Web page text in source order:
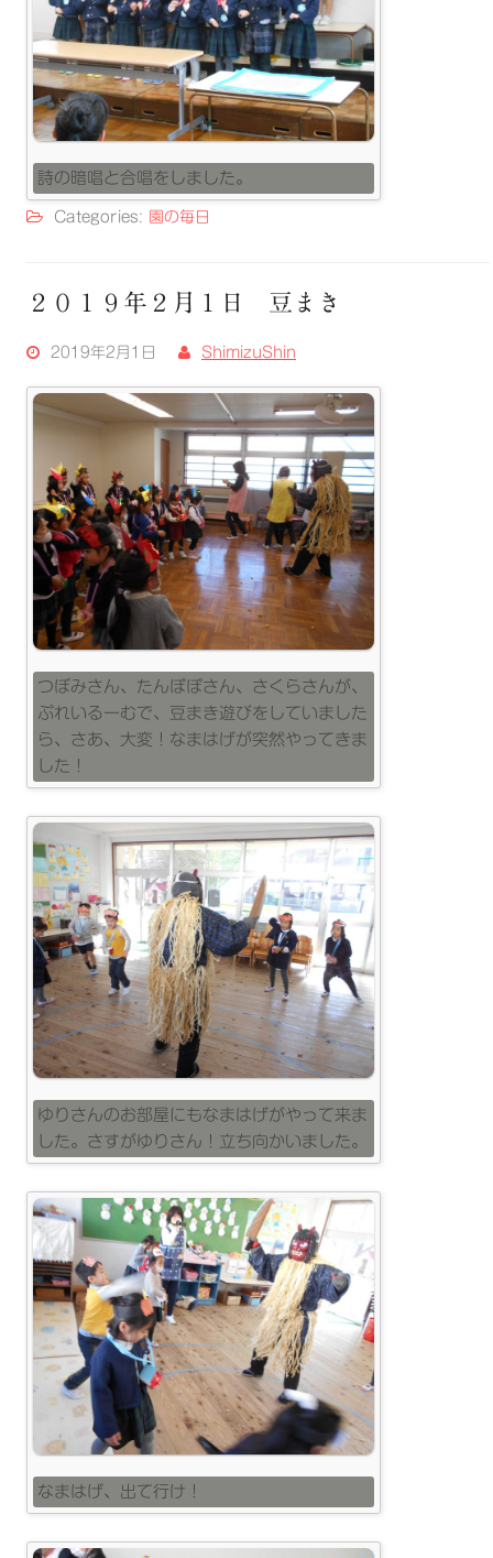
詩の暗唱と合唱をしました。
Categories: 園の毎日
２０１９年２月１日 豆まき
2019年2月1日 ShimizuShin
つぼみさん、たんぽぽさん、さくらさんが、
ぷれいるーむで、豆まき遊びをしていました
ら、さあ、大変！なまはげが突然やってきま
した！
ゆりさんのお部屋にもなまはげがやって来ま
した。さすがゆりさん！立ち向かいました。
なまはげ、出て行け！